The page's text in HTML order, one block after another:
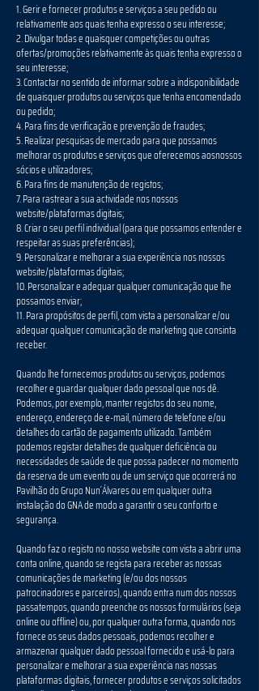
1. Gerir e fornecer produtos e serviços a seu pedido ou
relativamente aos quais tenha expresso o seu interesse;
2. Divulgar todas e quaisquer competições ou outras
ofertas/promoções relativamente às quais tenha expresso o
seu interesse;
3. Contactar no sentido de informar sobre a indisponibilidade
de quaisquer produtos ou serviços que tenha encomendado
ou pedido;
4. Para fins de verificação e prevenção de fraudes;
5. Realizar pesquisas de mercado para que possamos
melhorar os produtos e serviços que oferecemos aosnossos
sócios e utilizadores;
6. Para fins de manutenção de registos;
7. Para rastrear a sua actividade nos nossos
website/plataformas digitais;
8. Criar o seu perfil individual (para que possamos entender e
respeitar as suas preferências);
9. Personalizar e melhorar a sua experiência nos nossos
website/plataformas digitais;
10. Personalizar e adequar qualquer comunicação que lhe
possamos enviar;
11. Para propósitos de perfil, com vista a personalizar e/ou
adequar qualquer comunicação de marketing que consinta
receber.
Quando lhe fornecemos produtos ou serviços, podemos
recolher e guardar qualquer dado pessoal que nos dê.
Podemos, por exemplo, manter registos do seu nome,
endereço, endereço de e-mail, número de telefone e/ou
detalhes do cartão de pagamento utilizado. Também
podemos registar detalhes de qualquer deficiência ou
necessidades de saúde de que possa padecer no momento
da reserva de um evento ou de um serviço que ocorrerá no
Pavilhão do Grupo Nun´Álvares ou em qualquer outra
instalação do GNA de modo a garantir o seu conforto e
segurança.
Quando faz o registo no nosso website com vista a abrir uma
conta online, quando se regista para receber as nossas
comunicações de marketing (e/ou dos nossos
patrocinadores e parceiros), quando entra num dos nossos
passatempos, quando preenche os nossos formulários (seja
online ou offline) ou, por qualquer outra forma, quando nos
fornece os seus dados pessoais, podemos recolher e
armazenar qualquer dado pessoal fornecido e usá-lo para
personalizar e melhorar a sua experiência nas nossas
plataformas digitais, fornecer produtos e serviços solicitados